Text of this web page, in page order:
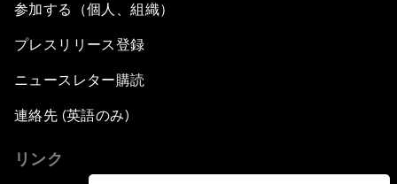
参加する（個人、組織）
プレスリリース登録
ニュースレター購読
連絡先 (英語のみ)
リンク